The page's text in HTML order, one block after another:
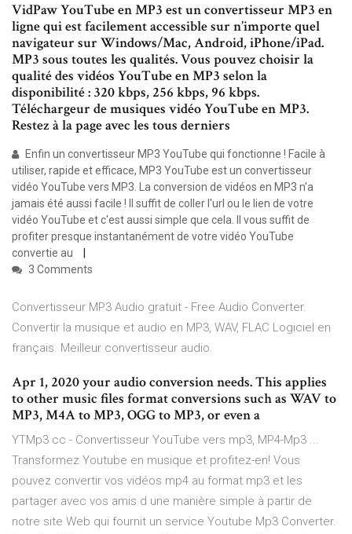
VidPaw YouTube en MP3 est un convertisseur MP3 en
ligne qui est facilement accessible sur n’importe quel
navigateur sur Windows/Mac, Android, iPhone/iPad.
MP3 sous toutes les qualités. Vous pouvez choisir la
qualité des vidéos YouTube en MP3 selon la
disponibilité : 320 kbps, 256 kbps, 96 kbps.
Téléchargeur de musiques vidéo YouTube en MP3.
Restez à la page avec les tous derniers
Enfin un convertisseur MP3 YouTube qui fonctionne ! Facile à
utiliser, rapide et efficace, MP3 YouTube est un convertisseur
vidéo YouTube vers MP3. La conversion de vidéos en MP3 n'a
jamais été aussi facile ! Il suffit de coller l'url ou le lien de votre
vidéo YouTube et c'est aussi simple que cela. Il vous suffit de
profiter presque instantanément de votre vidéo YouTube
convertie au
3 Comments
Convertisseur MP3 Audio gratuit - Free Audio Converter.
Convertir la musique et audio en MP3, WAV, FLAC Logiciel en
français. Meilleur convertisseur audio.
Apr 1, 2020 your audio conversion needs. This applies
to other music files format conversions such as WAV to
MP3, M4A to MP3, OGG to MP3, or even a
YTMp3 cc - Convertisseur YouTube vers mp3, MP4-Mp3 ...
Transformez Youtube en musique et profitez-en! Vous
pouvez convertir vos vidéos mp4 au format mp3 et les
partager avec vos amis d une manière simple à partir de
notre site Web qui fournit un service Youtube Mp3 Converter.